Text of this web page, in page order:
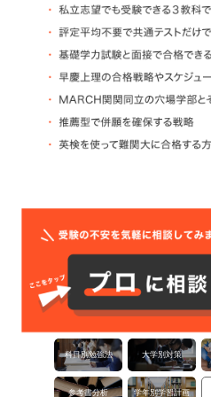
科目別勉強法 大学別対策
参考書分析 学年別学習計画